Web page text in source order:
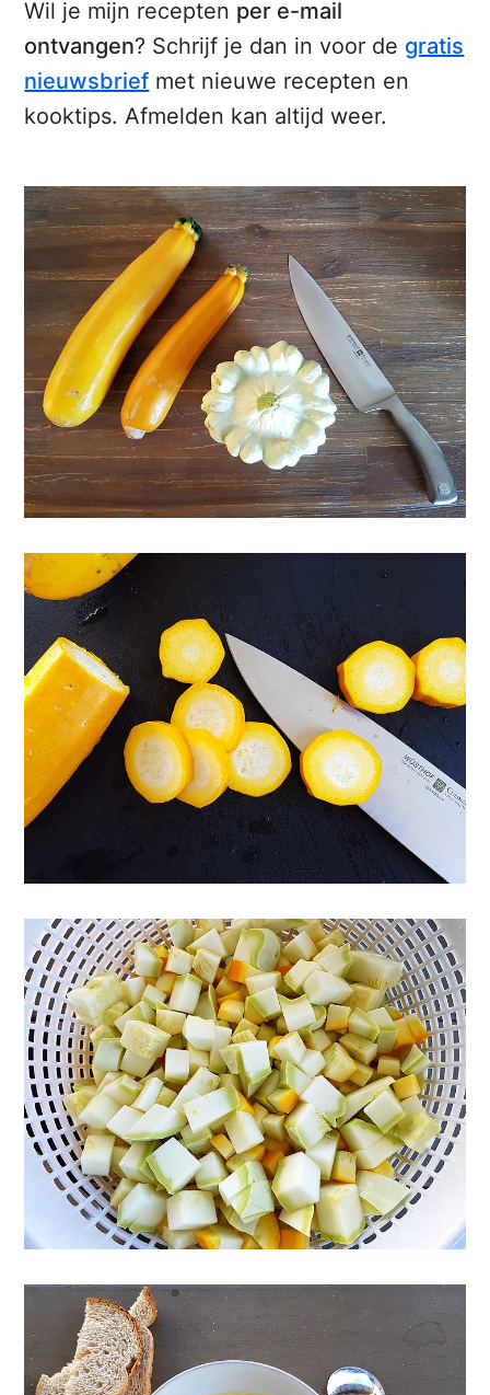
Wil je mijn recepten per e-mail
ontvangen? Schrijf je dan in voor de gratis
nieuwsbrief met nieuwe recepten en
kooktips. Afmelden kan altijd weer.